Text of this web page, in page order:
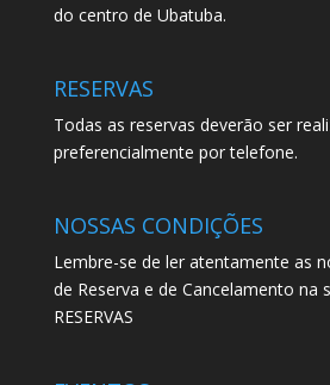
do centro de Ubatuba.
RESERVAS
Todas as reservas deverão ser
preferencialmente por telefone.
NOSSAS CONDIÇÕES
Lembre-se de ler atentamente as
de Reserva e de Cancelamento na
RESERVAS